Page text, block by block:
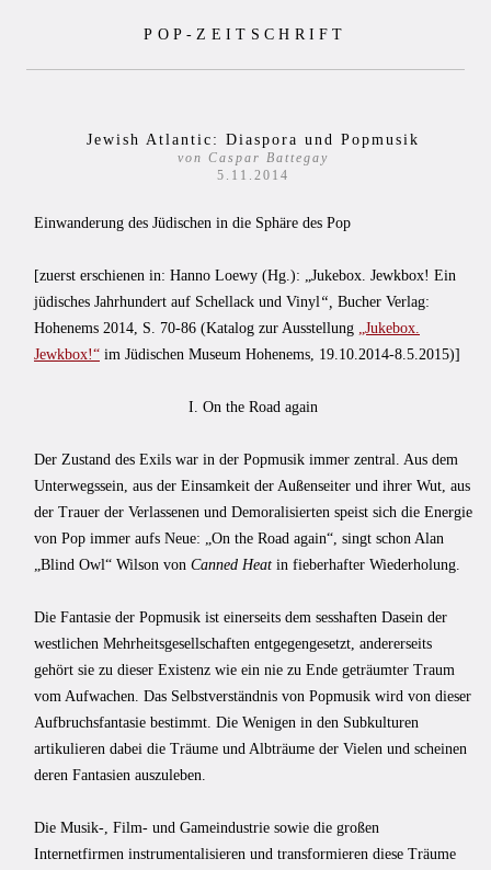
POP-ZEITSCHRIFT
Jewish Atlantic: Diaspora und Popmusik
von Caspar Battegay
5.11.2014
Einwanderung des Jüdischen in die Sphäre des Pop
[zuerst erschienen in: Hanno Loewy (Hg.): „Jukebox. Jewkbox! Ein
jüdisches Jahrhundert auf Schellack und Vinyl “, Bucher Verlag:
Hohenems 2014, S. 70-86 (Katalog zur Ausstellung
„Jukebox.
Jewkbox!“ im Jüdischen Museum Hohenems, 19.10.2014-8.5.2015)]
I. On the Road again
Der Zustand des Exils war in der Popmusik immer zentral. Aus dem
Unterwegssein, aus der Einsamkeit der Außenseiter und ihrer Wut, aus
der Trauer der Verlassenen und Demoralisierten speist sich die Energie
von Pop immer aufs Neue: „On the Road again“, singt schon Alan
„Blind Owl“ Wilson von Canned Heat in fieberhafter Wiederholung.
Die Fantasie der Popmusik ist einerseits dem sesshaften Dasein der
westlichen Mehrheitsgesellschaften entgegengesetzt, andererseits
gehört sie zu dieser Existenz wie ein nie zu Ende geträumter Traum
vom Aufwachen. Das Selbstverständnis von Popmusik wird von dieser
Aufbruchsfantasie bestimmt. Die Wenigen in den Subkulturen
artikulieren dabei die Träume und Albträume der Vielen und scheinen
deren Fantasien auszuleben.
Die Musik-, Film- und Gameindustrie sowie die großen
Internetfirmen instrumentalisieren und transformieren diese Träume